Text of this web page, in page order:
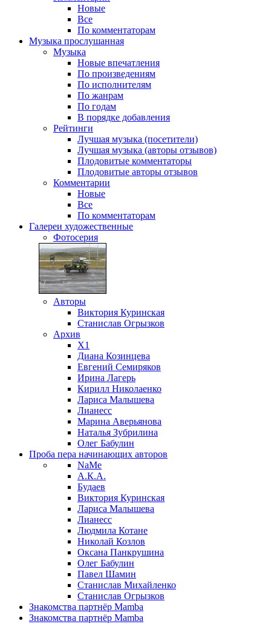
Новые
Все
По комментаторам
Музыка прослушанная
Музыка
Новые впечатления
По произведениям
По исполнителям
По жанрам
По годам
В порядке добавления
Рейтинги
Лучшая музыка (посетители)
Лучшая музыка (авторы отзывов)
Плодовитые комментаторы
Плодовитые авторы отзывов
Комментарии
Новые
Все
По комментаторам
Галереи художественные
Фотосерия
Авторы
Виктория Куринская
Станислав Огрызков
Архив
X1
Диана Козинцева
Евгений Семиряков
Ирина Лагерь
Кирилл Николаенко
Лариса Малышева
Лианесс
Марина Аверьянова
Наталья Зубрилина
Олег Бабулин
Проба пера начинающих авторов
NaMe
А.К.А.
Будаев
Виктория Куринская
Лариса Малышева
Лианесс
Людмила Котане
Николай Козлов
Оксана Панкрушина
Олег Бабулин
Павел Шамин
Станислав Михайленко
Станислав Огрызков
Знакомства партнёр Mamba
Знакомства партнёр Mamba